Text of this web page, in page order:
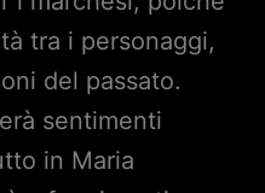
tra i personaggi,
del passato.
sentimenti
in Maria